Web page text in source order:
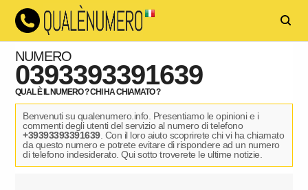
NUMERO
0393393391639
QUAL È IL NUMERO ? CHI HA CHIAMATO ?
Benvenuti su qualenumero.info. Presentiamo le opinioni e i
commenti degli utenti del servizio al numero di telefono
+39393393391639. Con il loro aiuto scoprirete chi vi ha chiamato
da questo numero e potrete evitare di rispondere ad un numero
di telefono indesiderato. Qui sotto troverete le ultime notizie.